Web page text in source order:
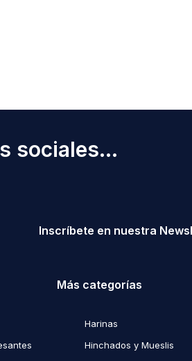
sociales...
Inscríbete en nuestra
Más categorías
Harinas
Hinchados y Mueslis